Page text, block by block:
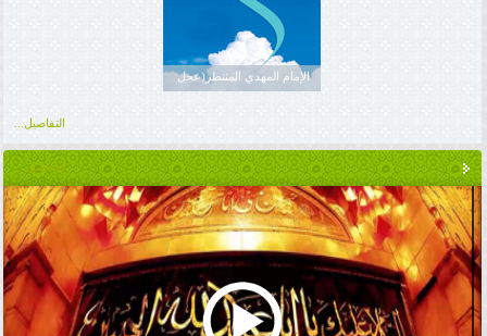
الإمام المهدي المنتظر(عجل
التفاصيل...
التفاصيل...